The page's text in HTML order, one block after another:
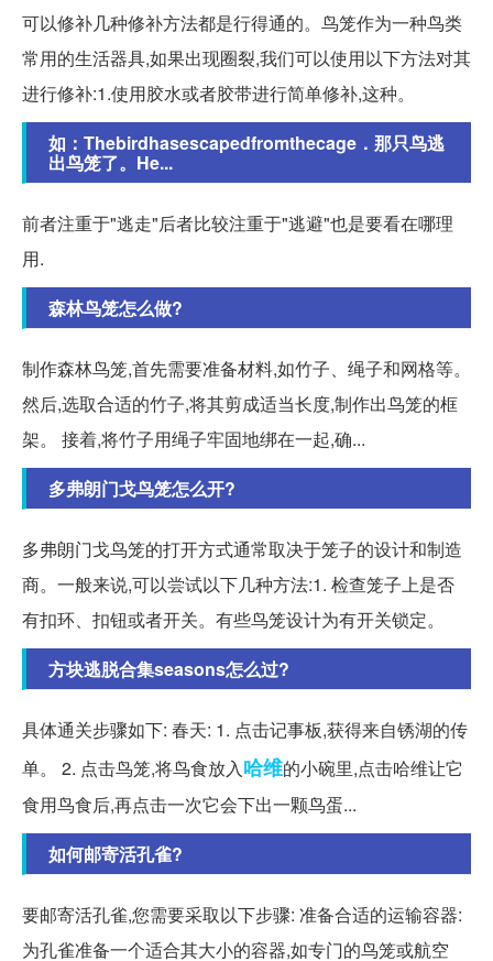
可以修补几种修补方法都是行得通的。鸟笼作为一种鸟类
常用的生活器具,如果出现圈裂,我们可以使用以下方法对其
进行修补:1.使用胶水或者胶带进行简单修补,这种。
如：Thebirdhasescapedfromthecage．那只鸟逃
出鸟笼了。He...
前者注重于"逃走"后者比较注重于"逃避"也是要看在哪理
用.
森林鸟笼怎么做?
制作森林鸟笼,首先需要准备材料,如竹子、绳子和网格等。
然后,选取合适的竹子,将其剪成适当长度,制作出鸟笼的框
架。 接着,将竹子用绳子牢固地绑在一起,确...
多弗朗门戈鸟笼怎么开?
多弗朗门戈鸟笼的打开方式通常取决于笼子的设计和制造
商。一般来说,可以尝试以下几种方法:1. 检查笼子上是否
有扣环、扣钮或者开关。有些鸟笼设计为有开关锁定。
方块逃脱合集seasons怎么过?
具体通关步骤如下: 春天: 1. 点击记事板,获得来自锈湖的传
单。 2. 点击鸟笼,将鸟食放入哈维的小碗里,点击哈维让它
食用鸟食后,再点击一次它会下出一颗鸟蛋...
如何邮寄活孔雀?
要邮寄活孔雀,您需要采取以下步骤: 准备合适的运输容器:
为孔雀准备一个适合其大小的容器,如专门的鸟笼或航空